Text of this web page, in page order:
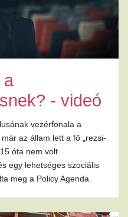
a
- videó
vezérfonala a
az állam lett a fő „rezsi-
óta nem volt
egy lehetséges szociális
meg a Policy Agenda.